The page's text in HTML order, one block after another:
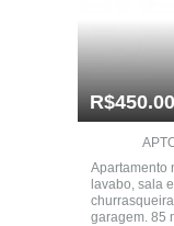
Apartamento
lavabo, sala
garagem. 85